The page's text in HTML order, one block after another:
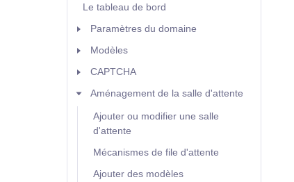
Le tableau de bord
Paramètres du domaine
Modèles
CAPTCHA
Aménagement de la salle d'attente
Ajouter ou modifier une salle
d'attente
Mécanismes de file d'attente
Ajouter des modèles